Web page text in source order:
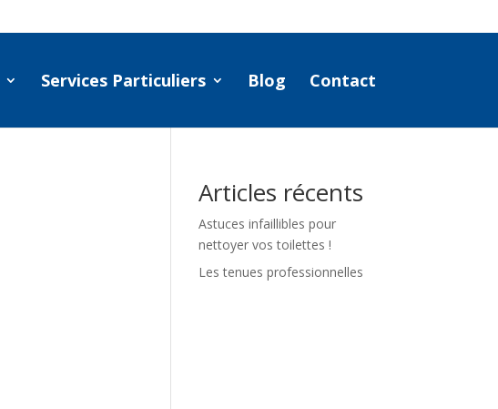
Services Particuliers Blog Contact
Articles récents
Astuces infaillibles pour
nettoyer vos toilettes !
Les tenues professionnelles